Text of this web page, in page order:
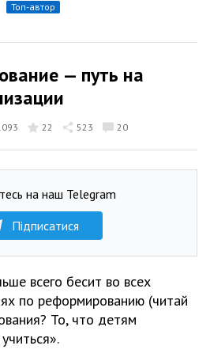
топ-автор
— путь на
22 523 20
на наш Telegram
Підписатися
всего бесит во всех
по реформированию (читай
То, что детям